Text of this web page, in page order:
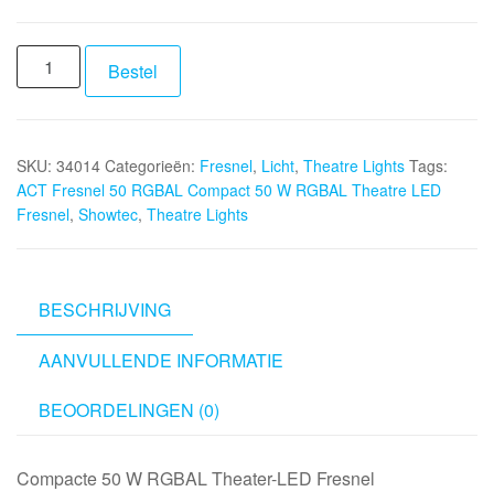
SHOWTEC
ACT
RGBAL
Compact
50
Theatre
LED
Fresnel
Bestel
SKU: 34014 Categorieën: Fresnel, Licht, Theatre Lights Tags:
ACT Fresnel 50 RGBAL Compact 50 W RGBAL Theatre LED
Fresnel, Showtec, Theatre Lights
BESCHRIJVING
AANVULLENDE INFORMATIE
BEOORDELINGEN (0)
Compacte 50 W RGBAL Theater-LED Fresnel